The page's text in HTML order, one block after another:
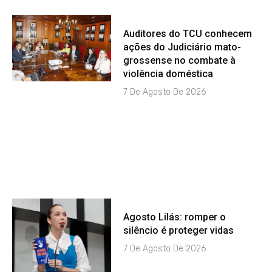
Auditores do TCU conhecem
ações do Judiciário mato-
grossense no combate à
violência doméstica
7 De Agosto De 2026
Agosto Lilás: romper o
silêncio é proteger vidas
7 De Agosto De 2026